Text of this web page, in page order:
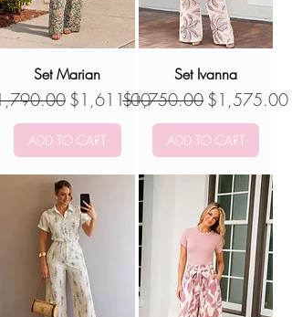
Set Marian
Precio de oferta
$1,611.00
ADD TO CART
Set Ivanna
Precio
$1,750.00Precio de
$1,575.00
ADD TO CART